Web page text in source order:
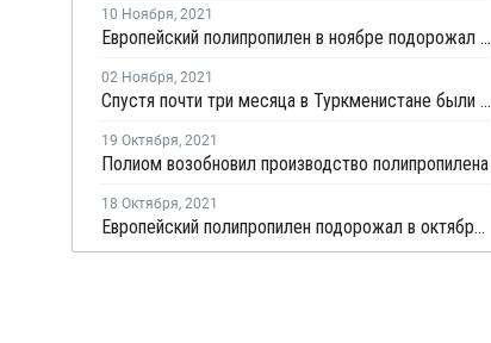
10 Ноября, 2021
Европейский полипропилен в ноябре подорожал в среднем на EUR100 за тонну для стран СНГ
02 Ноября, 2021
Спустя почти три месяца в Туркменистане были возобновлены экспортные продажи полипропилена
19 Октября, 2021
Полиом возобновил производство полипропилена
18 Октября, 2021
Европейский полипропилен подорожал в октябре на EUR10-50 за тонну для рынков стран СНГ